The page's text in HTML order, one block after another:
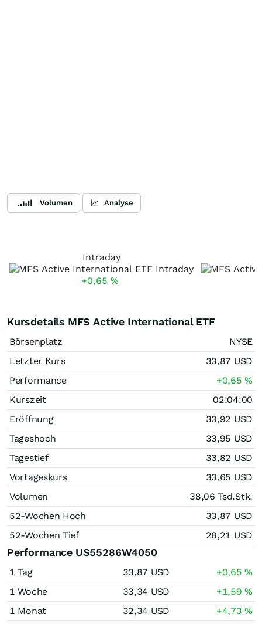
Volumen Analyse
Intraday
+0,65 %
Kursdetails MFS Active International ETF
Börsenplatz
NYSE
Letzter Kurs
33,87 USD
Performance
+0,65%
Kurszeit
02:04:00
Eröffnung
33,92 USD
Tageshoch
33,95 USD
Tagestief
33,82 USD
Vortageskurs
33,65 USD
Volumen
38,06 Tsd.Stk.
52-Wochen Hoch
33,87 USD
52-Wochen Tief
28,21 USD
Performance US55286W4050
1 Tag 33,87 USD +0,65%
1 Woche
33,34 USD +1,59%
1 Monat
32,34 USD +4,73%